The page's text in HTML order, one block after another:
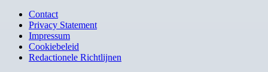
Contact
Privacy Statement
Impressum
Cookiebeleid
Redactionele Richtlijnen